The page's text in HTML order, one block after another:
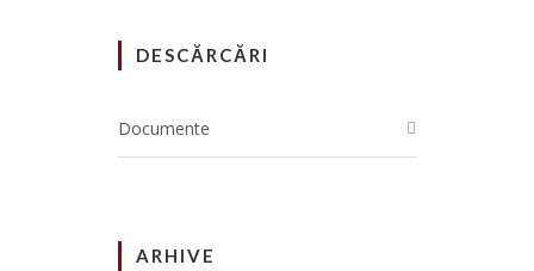
DESCĂRCĂRI
Documente
ARHIVE